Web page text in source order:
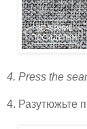
4. Press the
4. Разутюжьте